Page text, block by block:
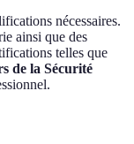
nécessaires.
ainsi que des
telles que
de la Sécurité